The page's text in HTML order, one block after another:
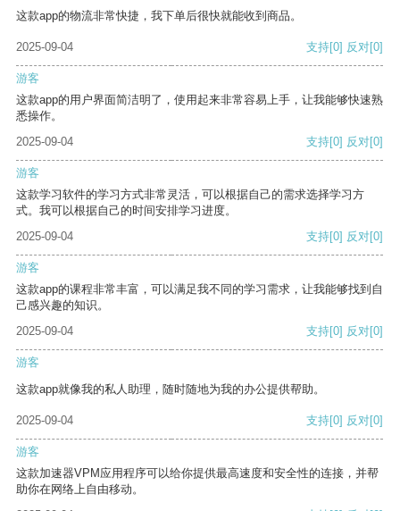
这款app的物流非常快捷，我下单后很快就能收到商品。
2025-09-04 支持[0] 反对[0]
游客
这款app的用户界面简洁明了，使用起来非常容易上手，让我能够快速熟
悉操作。
2025-09-04
支持[0] 反对[0]
游客
这款学习软件的学习方式非常灵活，可以根据自己的需求选择学习方
式。我可以根据自己的时间安排学习进度。
2025-09-04
支持[0] 反对[0]
游客
这款app的课程非常丰富，可以满足我不同的学习需求，让我能够找到自
己感兴趣的知识。
2025-09-04
支持[0] 反对[0]
游客
这款app就像我的私人助理，随时随地为我的办公提供帮助。
2025-09-04 支持[0] 反对[0]
游客
这款加速器VPM应用程序可以给你提供最高速度和安全性的连接，并帮
助你在网络上自由移动。